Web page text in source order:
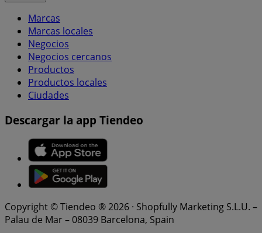
Marcas
Marcas locales
Negocios
Negocios cercanos
Productos
Productos locales
Ciudades
Descargar la app Tiendeo
Copyright © Tiendeo ® 2026 · Shopfully Marketing S.L.U. –
Palau de Mar – 08039 Barcelona, Spain